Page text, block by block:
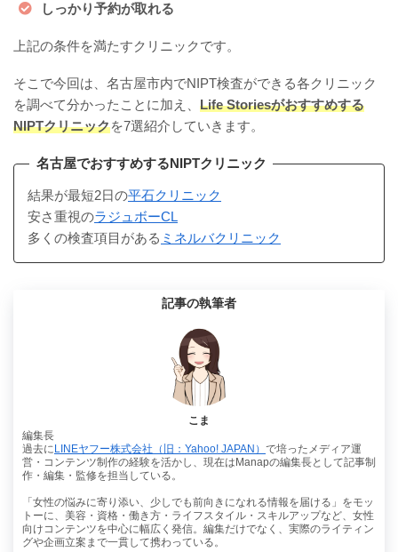
しっかり予約が取れる
上記の条件を満たすクリニックです。
そこで今回は、名古屋市内でNIPT検査ができる各クリニック
を調べて分かったことに加え、 Life Storiesがおすすめする
NIPTクリニックを7選紹介していきます。
名古屋でおすすめするNIPTクリニック
結果が最短2日の平石クリニック
安さ重視のラジュボーCL
多くの検査項目がある ミネルバクリニック
記事の執筆者
こま
編集長
過去に LINEヤフー株式会社（旧：Yahoo! JAPAN） で培ったメディア運
営・コンテンツ制作の経験を活かし、現在はManapの編集長として記事制
作・編集・監修を担当している。
「女性の悩みに寄り添い、少しでも前向きになれる情報を届ける」をモッ
トーに、美容・資格・働き方・ライフスタイル・スキルアップなど、女性
向けコンテンツを中心に幅広く発信。編集だけでなく、実際のライティン
グや企画立案まで一貫して携わっている。